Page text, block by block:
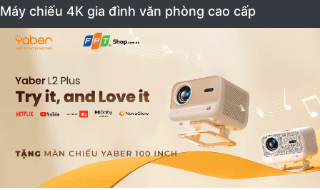
Máy chiếu 4K gia đình văn phòng cao cấp